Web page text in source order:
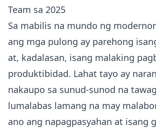
Team sa 2025
Sa mabilis na mundo ng
ang mga pulong ay parehong
at, kadalasan, isang malaking
produktibidad. Lahat tayo ay
nakaupo sa sunud-sunod na
lumalabas lamang na may
ano ang napagpasyahan at isang